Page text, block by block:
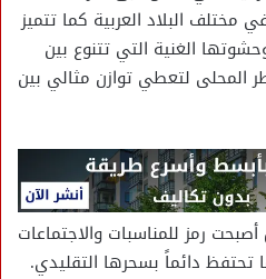
البلاد العربية كما تتميز
الغنية التي تتنوع بين
المحلى لتعطي توازن مثالي بين
رمز للمناسبات والاجتماعات
تحتفظ دائماً بسحرها التقليدي.